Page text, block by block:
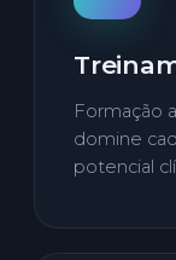
Formação
domine
potencial